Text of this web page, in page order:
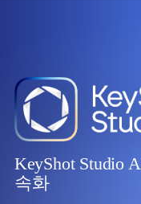
KeyShot Studio
속화